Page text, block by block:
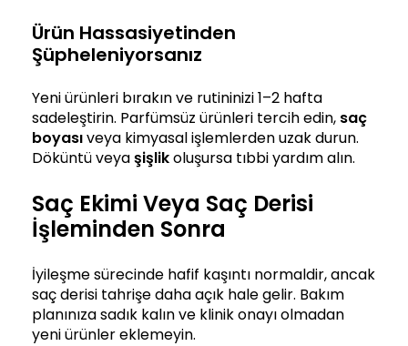
Ürün Hassasiyetinden
Şüpheleniyorsanız
Yeni ürünleri bırakın ve rutininizi 1–2 hafta
sadeleştirin. Parfümsüz ürünleri tercih edin, saç
boyasıveya kimyasal işlemlerden uzak durun.
Döküntü veyaşişlikoluşursa tıbbi yardım alın.
Saç Ekimi Veya Saç Derisi
İşleminden Sonra
İyileşme sürecinde hafif kaşıntı normaldir, ancak
saç derisi tahrişe daha açık hale gelir. Bakım
planınıza sadık kalın ve klinik onayı olmadan
yeni ürünler eklemeyin.